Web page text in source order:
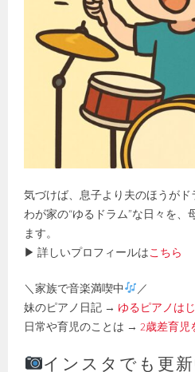
気づけば、息子より夫のほうがド
わが家の“ゆるドラム”な日々を
ます。
▶ 詳しいプロフィールはこちら
＼家族で音楽満喫中
／
妹のピアノ日記 → ゆるピアノは
日常や育児のことは →2歳差育児
インスタでも更